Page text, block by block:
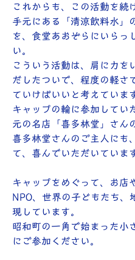
これからも、この活動を続
手元にある「清涼飲料水」
を、食堂あおぞらにいらっ
い。
こういう活動は、肩に力を
だしたついで、程度の軽さ
ていけばいいと考えていま
キャップの輪に参加してい
元の名店「喜多林堂」さん
喜多林堂さんのご主人にも
て、喜んでいただいていま
キャップをめぐって、お店
NPO、世界の子どもたち、
現しています。
昭和町の一角で始まった小
にご参加ください。